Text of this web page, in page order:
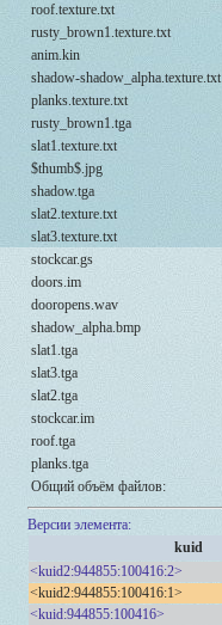
roof.texture.txt
rusty_brown1.texture.txt
anim.kin
shadow-shadow_alpha.texture.txt
planks.texture.txt
rusty_brown1.tga
slat1.texture.txt
$thumb$.jpg
shadow.tga
slat2.texture.txt
slat3.texture.txt
stockcar.gs
doors.im
dooropens.wav
shadow_alpha.bmp
slat1.tga
slat3.tga
slat2.tga
stockcar.im
roof.tga
planks.tga
Общий объём файлов:
Версии элемента:
kuid
<kuid2:944855:100416:2>
<kuid2:944855:100416:1>
<kuid:944855:100416>